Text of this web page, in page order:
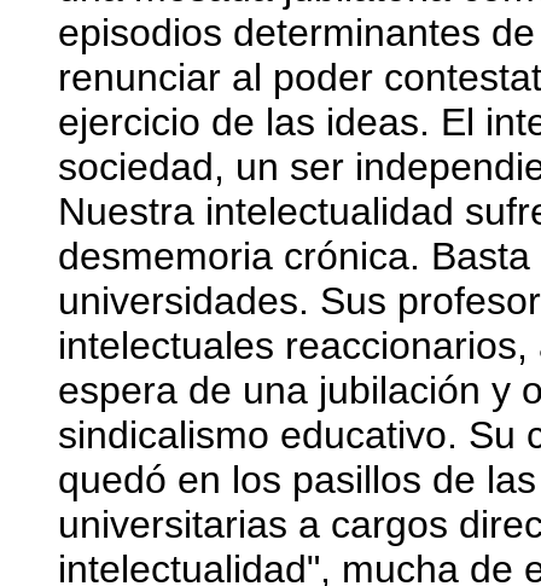
episodios determinantes
renunciar al poder
ejercicio de las ideas. El
sociedad, un ser
Nuestra intelectualidad
desmemoria crónica.
universidades. Sus
intelectuales
espera de una jubilación y
sindicalismo educativo. Su
quedó en los pasillos de
universitarias a cargos
intelectualidad", mucha de